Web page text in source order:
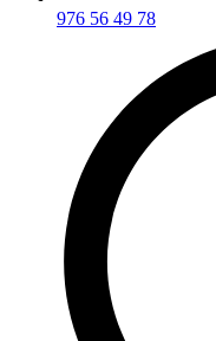
976 56 49 78